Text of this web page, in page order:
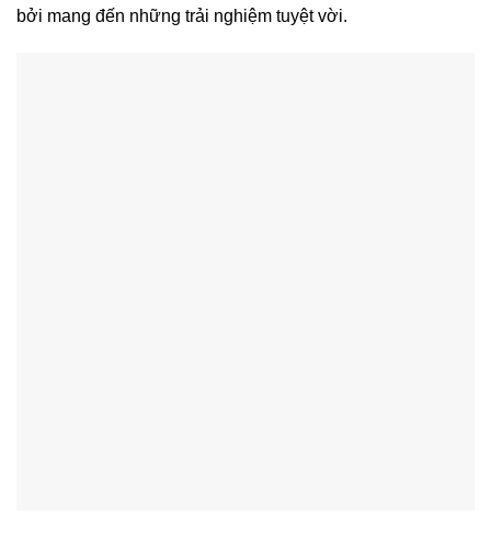
bởi mang đến những trải nghiệm tuyệt vời.